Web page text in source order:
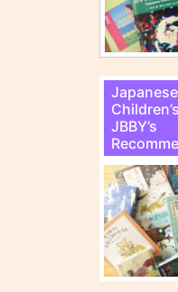
Japanese
JBBY’s